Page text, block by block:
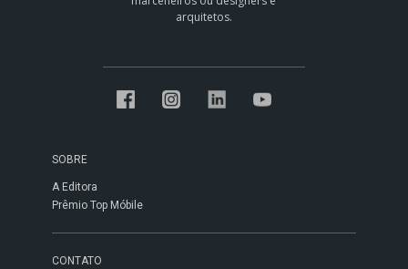
arquitetos.
SOBRE
A Editora
Prêmio Top Móbile
CONTATO